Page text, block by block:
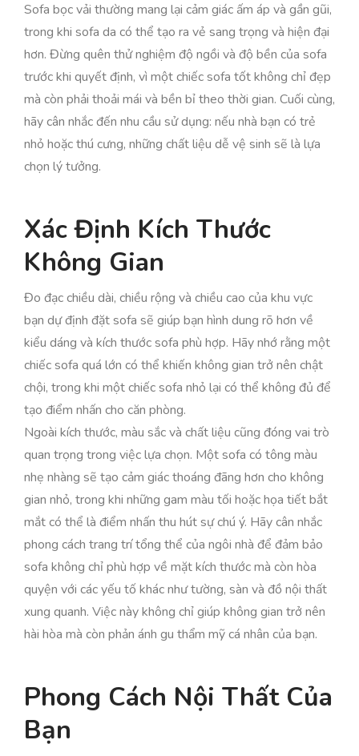
Sofa bọc vải thường mang lại cảm giác ấm áp và gần gũi,
trong khi sofa da có thể tạo ra vẻ sang trọng và hiện đại
hơn. Đừng quên thử nghiệm độ ngồi và độ bền của sofa
trước khi quyết định, vì một chiếc sofa tốt không chỉ đẹp
mà còn phải thoải mái và bền bỉ theo thời gian. Cuối cùng,
hãy cân nhắc đến nhu cầu sử dụng: nếu nhà bạn có trẻ
nhỏ hoặc thú cưng, những chất liệu dễ vệ sinh sẽ là lựa
chọn lý tưởng.
Xác Định Kích Thước
Không Gian
Đo đạc chiều dài, chiều rộng và chiều cao của khu vực
bạn dự định đặt sofa sẽ giúp bạn hình dung rõ hơn về
kiểu dáng và kích thước sofa phù hợp. Hãy nhớ rằng một
chiếc sofa quá lớn có thể khiến không gian trở nên chật
chội, trong khi một chiếc sofa nhỏ lại có thể không đủ để
tạo điểm nhấn cho căn phòng.
Ngoài kích thước, màu sắc và chất liệu cũng đóng vai trò
quan trọng trong việc lựa chọn. Một sofa có tông màu
nhẹ nhàng sẽ tạo cảm giác thoáng đãng hơn cho không
gian nhỏ, trong khi những gam màu tối hoặc họa tiết bắt
mắt có thể là điểm nhấn thu hút sự chú ý. Hãy cân nhắc
phong cách trang trí tổng thể của ngôi nhà để đảm bảo
sofa không chỉ phù hợp về mặt kích thước mà còn hòa
quyện với các yếu tố khác như tường, sàn và đồ nội thất
xung quanh. Việc này không chỉ giúp không gian trở nên
hài hòa mà còn phản ánh gu thẩm mỹ cá nhân của bạn.
Phong Cách Nội Thất Của
Bạn